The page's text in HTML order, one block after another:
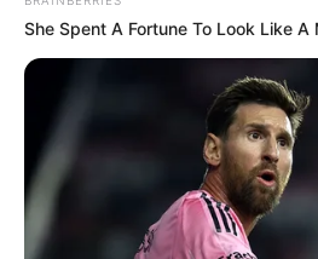
She Spent A Fortune To Look Like